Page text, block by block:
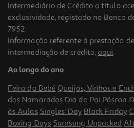
Cabo Hdmi Qilive G4217906 Ultra Slim 1
14.99 €/un
14,99 €
Intermediário de Crédito a título
exclusividade, registado no Banco
7952.
Informação referente à prestação
intermediação de crédito, aqui.
Ao longo do ano
Feira do Bebé Queijos, Vinhos e
dos Namorados Dia do Pai Páscoa
às Aulas Singles' Day Black Friday
Boxing Days Samsung Unpacked